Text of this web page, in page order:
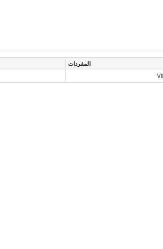
المفردات